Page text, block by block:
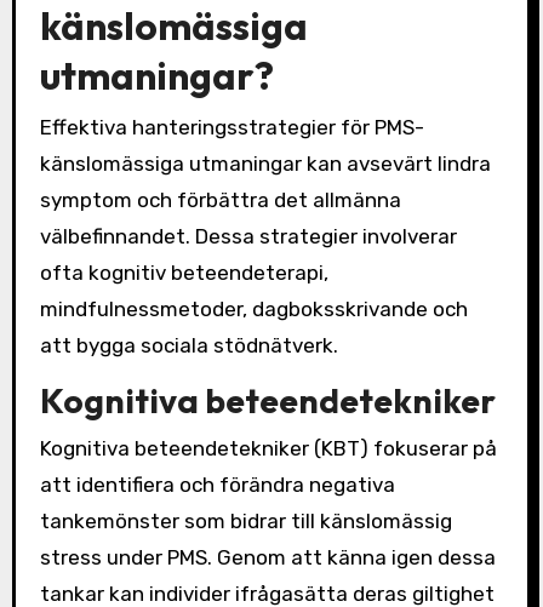
känslomässiga
utmaningar?
Effektiva hanteringsstrategier för PMS-
känslomässiga utmaningar kan avsevärt lindra
symptom och förbättra det allmänna
välbefinnandet. Dessa strategier involverar
ofta kognitiv beteendeterapi,
mindfulnessmetoder, dagboksskrivande och
att bygga sociala stödnätverk.
Kognitiva beteendetekniker
Kognitiva beteendetekniker (KBT) fokuserar på
att identifiera och förändra negativa
tankemönster som bidrar till känslomässig
stress under PMS. Genom att känna igen dessa
tankar kan individer ifrågasätta deras giltighet